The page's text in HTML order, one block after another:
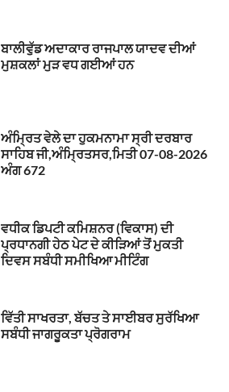
ਬਾਲੀਵੁੱਡ ਅਦਾਕਾਰ ਰਾਜਪਾਲ ਯਾਦਵ ਦੀਆਂ
ਮੁਸ਼ਕਲਾਂ ਮੁੜ ਵਧ ਗਈਆਂ ਹਨ
ਅੰਮ੍ਰਿਤ ਵੇਲੇ ਦਾ ਹੁਕਮਨਾਮਾ ਸ੍ਰੀ ਦਰਬਾਰ
ਸਾਹਿਬ ਜੀ,ਅੰਮ੍ਰਿਤਸਰ,ਮਿਤੀ 07-08-2026
ਅੰਗ 672
ਵਧੀਕ ਡਿਪਟੀ ਕਮਿਸ਼ਨਰ (ਵਿਕਾਸ) ਦੀ
ਪ੍ਰਧਾਨਗੀ ਹੇਠ ਪੇਟ ਦੇ ਕੀੜਿਆਂ ਤੋਂ ਮੁਕਤੀ
ਦਿਵਸ ਸਬੰਧੀ ਸਮੀਖਿਆ ਮੀਟਿੰਗ
ਵਿੱਤੀ ਸਾਖਰਤਾ, ਬੱਚਤ ਤੇ ਸਾਈਬਰ ਸੁਰੱਖਿਆ
ਸਬੰਧੀ ਜਾਗਰੂਕਤਾ ਪ੍ਰੋਗਰਾਮ